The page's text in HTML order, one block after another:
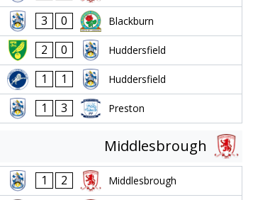
3 0 Blackburn
2 0 Huddersfield
1 1 Huddersfield
1 3 Preston
Middlesbrough
1 2 Middlesbrough